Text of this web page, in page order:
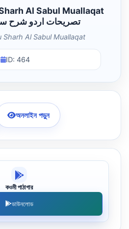
Al Sabul Muallaqat
تصریحات اردو شرح
Sharh Al Sabul Muallaqat
ID: 464
অনলাইন পড়ুন
কওমী পাঠাগার
ডাউনলোড